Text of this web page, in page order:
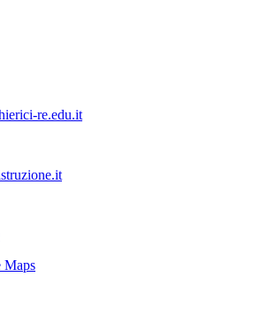
re.edu.it
Maps